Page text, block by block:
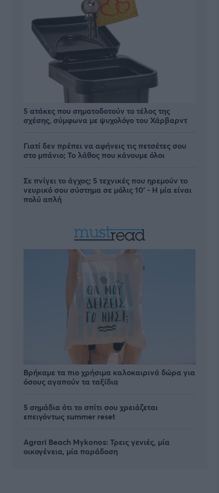
5 ατάκες που σηματοδοτούν το τέλος της
σχέσης, σύμφωνα με ψυχολόγο του Χάρβαρντ
Γιατί δεν πρέπει να αφήνεις τις πετσέτες σου
στο μπάνιο; Το λάθος που κάνουμε όλοι
Σε πνίγει το άγχος; 5 τεχνικές που ηρεμούν το
νευρικό σου σύστημα σε μόλις 10' - Η μία είναι
πολύ απλή
Βρήκαμε τα πιο χρήσιμα καλοκαιρινά δώρα για
όσους αγαπούν τα ταξίδια
5 σημάδια ότι το σπίτι σου χρειάζεται
επειγόντως summer reset
Agrari Beach Mykonos: Τρεις γενιές, μία
οικογένεια, μία παράδοση